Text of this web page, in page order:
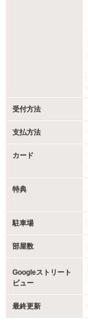
受付方法
支払方法
カード
特典
駐車場
部屋数
Googleストリート
ビュー
最終更新